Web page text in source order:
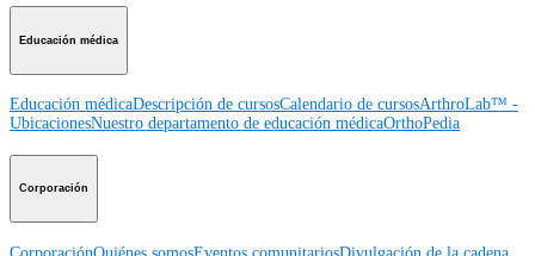
Educación médica
Educación médicaDescripción de cursosCalendario de cursosArthroLab™ -
UbicacionesNuestro departamento de educación médicaOrthoPedia
Corporación